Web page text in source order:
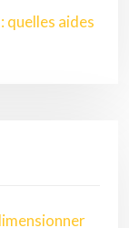
quelles aides